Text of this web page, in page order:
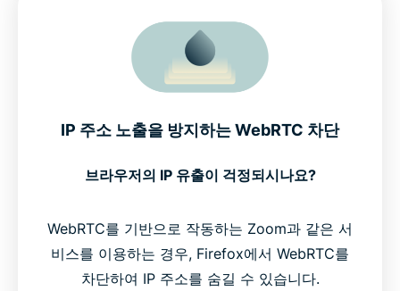
IP 주소 노출을 방지하는 WebRTC 차단
브라우저의 IP 유출이 걱정되시나요?
WebRTC를 기반으로 작동하는 Zoom과 같은 서
비스를 이용하는 경우, Firefox에서 WebRTC를
차단하여 IP 주소를 숨길 수 있습니다.